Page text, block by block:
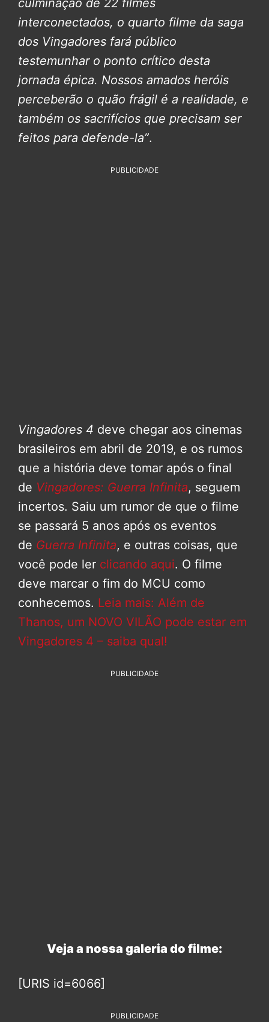
culminação de 22 filmes
interconectados, o quarto filme da saga
dos Vingadores fará público
testemunhar o ponto crítico desta
jornada épica. Nossos amados heróis
perceberão o quão frágil é a realidade, e
também os sacrifícios que precisam ser
feitos para defende-la”.
PUBLICIDADE
Vingadores 4 deve chegar aos cinemas
brasileiros em abril de 2019, e os rumos
que a história deve tomar após o final
de Vingadores: Guerra Infinita, seguem
incertos. Saiu um rumor de que o filme
se passará 5 anos após os eventos
de Guerra Infinita, e outras coisas, que
você pode ler clicando aqui. O filme
deve marcar o fim do MCU como
conhecemos. Leia mais: Além de
Thanos, um NOVO VILÃO pode estar em
Vingadores 4 – saiba qual!
PUBLICIDADE
Veja a nossa galeria do filme:
[URIS id=6066]
PUBLICIDADE